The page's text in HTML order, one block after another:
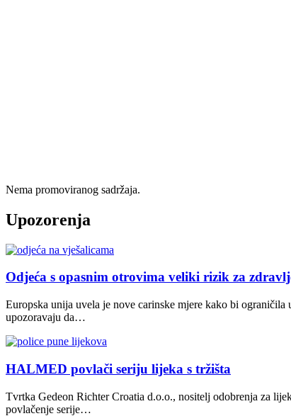
Nema promoviranog sadržaja.
Upozorenja
Odjeća s opasnim otrovima veliki rizik za
Europska unija uvela je nove carinske mjere kako bi
upozoravaju da…
HALMED povlači seriju lijeka s tržišta
Tvrtka Gedeon Richter Croatia d.o.o., nositelj odobrenja za
povlačenje serije…